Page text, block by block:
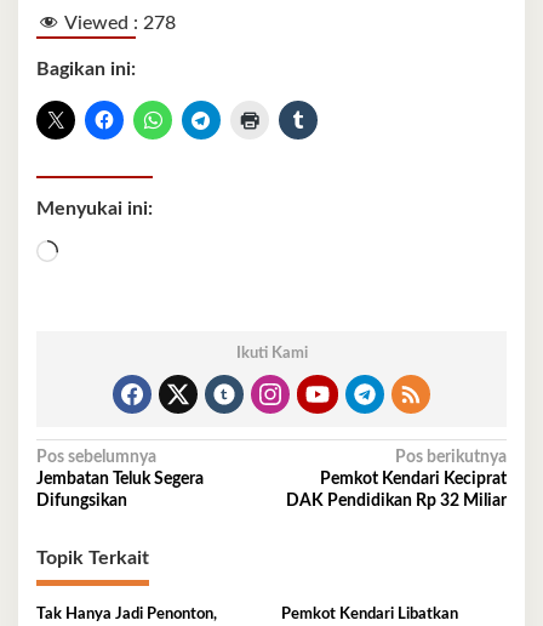
Viewed : 278
Bagikan ini:
Menyukai ini:
Memuat...
Ikuti Kami
Navigasi
pos
Pos sebelumnya
Jembatan Teluk Segera
Difungsikan
Pos berikutnya
Pemkot Kendari Keciprat
DAK Pendidikan Rp 32 Miliar
Topik Terkait
Tak Hanya Jadi Penonton,
Pemkot Kendari Libatkan